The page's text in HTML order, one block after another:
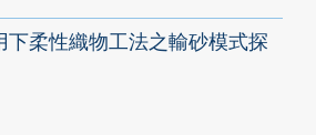
下柔性織物工法之輸砂模式探